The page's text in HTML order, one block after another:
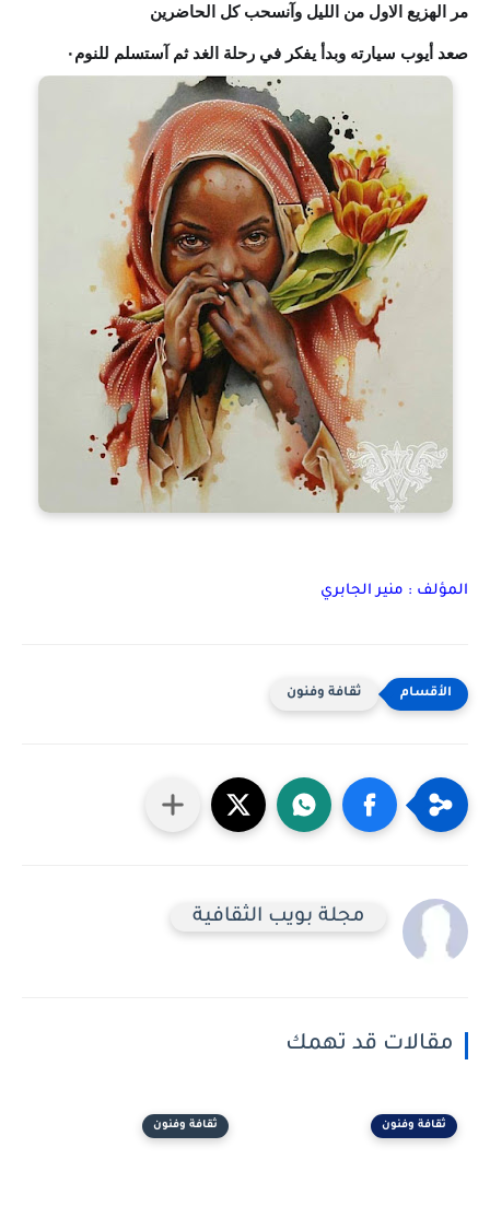
مر الهزيع الاول من الليل وآنسحب كل الحاضرين
صعد أيوب سيارته وبدأ يفكر في رحلة الغد ثم آستسلم للنوم٠
المؤلف : منير الجابري
ثقافة وفنون
مجلة بويب الثقافية
مقالات قد تهمك
ثقافة وفنون ثقافة وفنون